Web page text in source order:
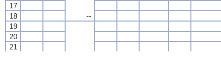
--
17
18
19
20
21
--
17
18
19
20
21
--
17
18
19
20
21
--
17
18
19
20
21